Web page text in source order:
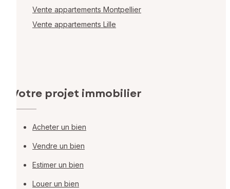
Vente appartements Montpellier
Vente appartements Lille
Votre projet immobilier
Acheter un bien
Vendre un bien
Estimer un bien
Louer un bien